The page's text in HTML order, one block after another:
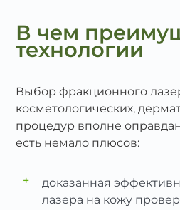
В чем
технологии
Выбор фракционного
косметологических,
процедур вполне
есть немало плюсов:
+
доказанная
лазера на кожу